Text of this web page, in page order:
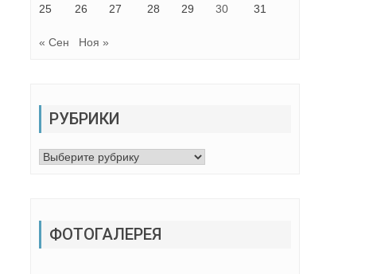
25
26 27 28 29 30 31
« Сен Ноя »
РУБРИКИ
Рубрики
ФОТОГАЛЕРЕЯ